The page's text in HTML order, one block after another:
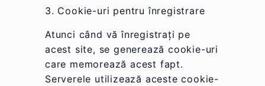
3. Cookie-uri pentru înregistrare
Atunci când vă înregistrați pe
acest site, se generează cookie-uri
care memorează acest fapt.
Serverele utilizează aceste cookie-